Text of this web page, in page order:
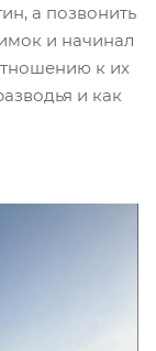
а позвонить
и начинал
к их
и как